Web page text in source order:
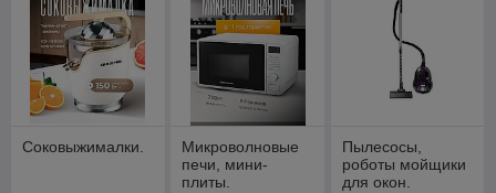
Соковыжималки.
Микроволновые
печи, мини-
плиты.
Пылесосы,
роботы мойщики
для окон.